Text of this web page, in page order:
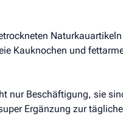
Kauknochen und
nur Beschäftigung, sie
Ergänzung zur